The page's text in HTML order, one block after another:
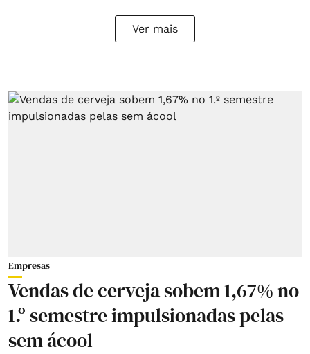
Ver mais
Empresas
Vendas de cerveja sobem 1,67% no
1.º semestre impulsionadas pelas
sem ácool